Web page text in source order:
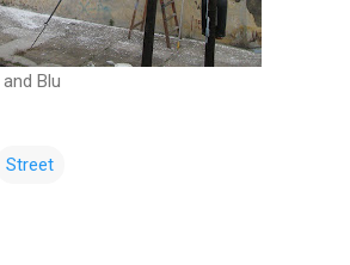
and Blu
Street